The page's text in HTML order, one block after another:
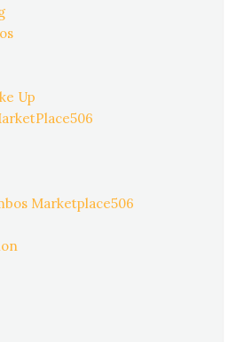
Up
Marketplace506